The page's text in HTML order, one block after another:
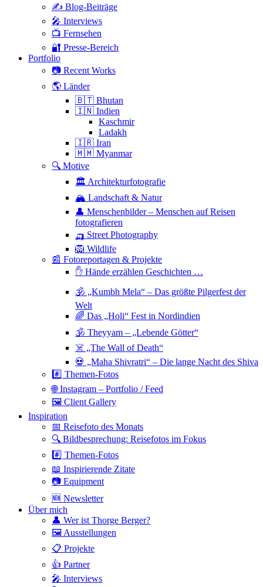
✍️ Blog-Beiträge
🎤 Interviews
📺 Fernsehen
🔐 Presse-Bereich
Portfolio
📷 Recent Works
🌎 Länder
🇧🇹 Bhutan
🇮🇳 Indien
Kaschmir
Ladakh
🇮🇷 Iran
🇲🇲 Myanmar
🔍 Motive
🏛 Architekturfotografie
🏔 Landschaft & Natur
👤 Menschenbilder – Menschen auf Reisen
fotografieren
🛺 Street Photography
🦁 Wildlife
📰 Fotoreportagen & Projekte
✋ Hände erzählen Geschichten …
🕉 „Kumbh Mela“ – Das größte Pilgerfest der
Welt
🌈 Das „Holi“ Fest in Nordindien
🕉 Theyyam – „Lebende Götter“
☠️ „The Wall of Death“
💀 „Maha Shivratri“ – Die lange Nacht des Shiva
#️⃣ Themen-Fotos
🌐 Instagram – Portfolio / Feed
🖼 Client Gallery
Inspiration
📅 Reisefoto des Monats
🔍 Bildbesprechung: Reisefotos im Fokus
#️⃣ Themen-Fotos
📖 Inspirierende Zitate
📷 Equipment
🆕 Newsletter
Über mich
👤 Wer ist Thorge Berger?
🖼 Ausstellungen
📋 Projekte
👍 Partner
🎤 Interviews